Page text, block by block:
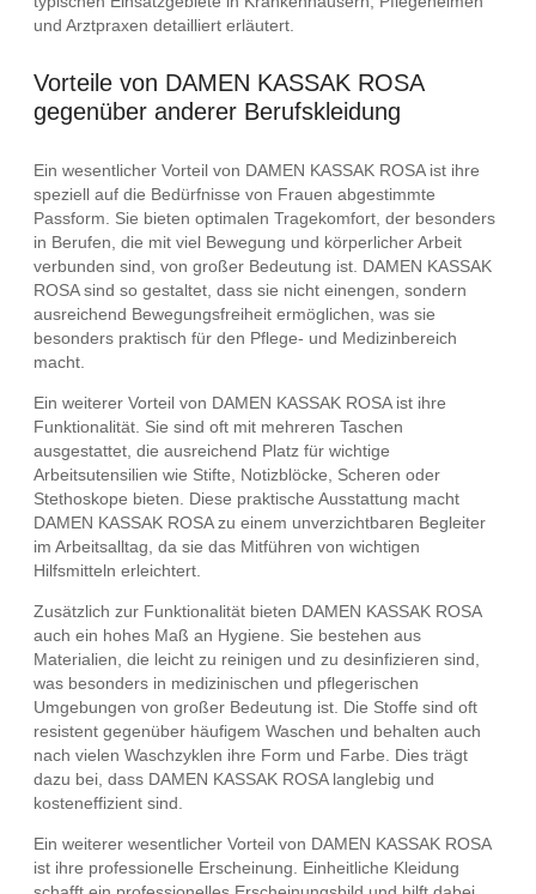
und Arztpraxen detailliert erläutert.
Vorteile von DAMEN KASSAK ROSA
gegenüber anderer Berufskleidung
Ein wesentlicher Vorteil von DAMEN KASSAK ROSA ist ihre
speziell auf die Bedürfnisse von Frauen abgestimmte
Passform. Sie bieten optimalen Tragekomfort, der besonders
in Berufen, die mit viel Bewegung und körperlicher Arbeit
verbunden sind, von großer Bedeutung ist. DAMEN KASSAK
ROSA sind so gestaltet, dass sie nicht einengen, sondern
ausreichend Bewegungsfreiheit ermöglichen, was sie
besonders praktisch für den Pflege- und Medizinbereich
macht.
Ein weiterer Vorteil von DAMEN KASSAK ROSA ist ihre
Funktionalität. Sie sind oft mit mehreren Taschen
ausgestattet, die ausreichend Platz für wichtige
Arbeitsutensilien wie Stifte, Notizblöcke, Scheren oder
Stethoskope bieten. Diese praktische Ausstattung macht
DAMEN KASSAK ROSA zu einem unverzichtbaren Begleiter
im Arbeitsalltag, da sie das Mitführen von wichtigen
Hilfsmitteln erleichtert.
Zusätzlich zur Funktionalität bieten DAMEN KASSAK ROSA
auch ein hohes Maß an Hygiene. Sie bestehen aus
Materialien, die leicht zu reinigen und zu desinfizieren sind,
was besonders in medizinischen und pflegerischen
Umgebungen von großer Bedeutung ist. Die Stoffe sind oft
resistent gegenüber häufigem Waschen und behalten auch
nach vielen Waschzyklen ihre Form und Farbe. Dies trägt
dazu bei, dass DAMEN KASSAK ROSA langlebig und
kosteneffizient sind.
Ein weiterer wesentlicher Vorteil von DAMEN KASSAK ROSA
ist ihre professionelle Erscheinung. Einheitliche Kleidung